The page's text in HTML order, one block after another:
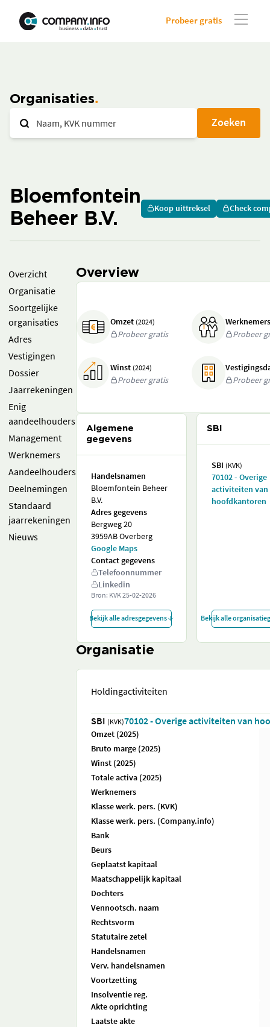
Probeer gratis
Organisaties
Zoeken
Bloemfontein
Beheer B.V.
Koop uittreksel Check
Overzicht
Organisatie
Soortgelijke
organisaties
Adres
Vestigingen
Dossier
Jaarrekeningen
Enig
aandeelhouders
Management
Werknemers
Aandeelhouders
Deelnemingen
Standaard
jaarrekeningen
Nieuws
Overview
Omzet (2024)
Probeer gratis
Probeer
Winst (2024)
Probeer gratis
Probeer
Algemene
gegevens
Handelsnamen
Bloemfontein Beheer
B.V.
Adres gegevens
Bergweg 20
3959AB Overberg
Google Maps
Contact gegevens
Telefoonnummer
Linkedin
Bron: KVK25-02-2026
Bekijk alle adresgegevens
SBI
SBI (KVK)
70102 - Overige
activiteiten van
hoofdkantoren
Bekijk alle
Organisatie
Holdingactiviteiten
SBI (KVK)70102 - Overige activiteiten van
Omzet (2025)
Bruto marge (2025)
Winst (2025)
Totale activa (2025)
Werknemers
Klasse werk. pers. (KVK)
Klasse werk. pers. (Company.info)
Bank
Beurs
Geplaatst kapitaal
Maatschappelijk kapitaal
Dochters
Vennootsch. naam
Rechtsvorm
Statutaire zetel
Handelsnamen
Verv. handelsnamen
Voortzetting
Insolventie reg.
Akte oprichting
Laatste akte